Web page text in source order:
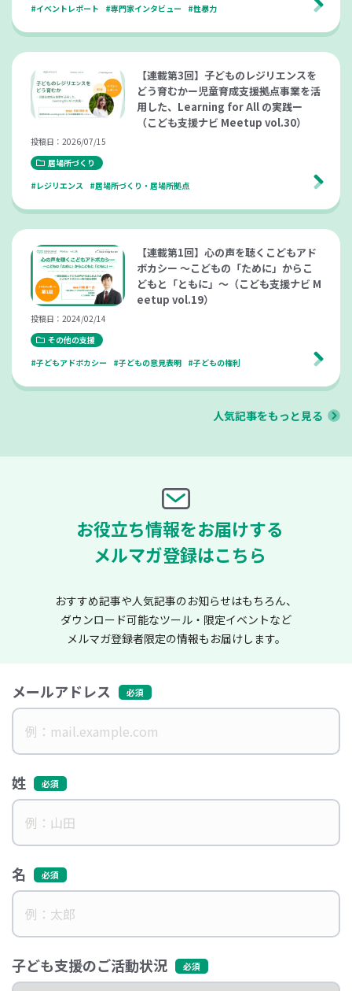
#イベントレポート #専門家インタビュー #性暴力
【連載第3回】子どものレジリエンスを
どう育むかー児童育成支援拠点事業を活
用した、Learning for All の実践ー
（こども支援ナビ Meetup vol.30）
投稿日：2026/07/15
居場所づくり
#レジリエンス
#居場所づくり・居場所拠点
【連載第1回】心の声を聴くこどもアド
ボカシー 〜こどもの「ために」からこ
どもと「ともに」〜（こども支援ナビ M
eetup vol.19）
投稿日：2024/02/14
その他の支援
#子どもアドボカシー
#子どもの意見表明 #子どもの権利
人気記事をもっと見る
お役立ち情報をお届けする
メルマガ登録はこちら
おすすめ記事や人気記事のお知らせはもちろん、
ダウンロード可能なツール・限定イベントなど
メルマガ登録者限定の情報もお届けします。
メールアドレス
姓
名
子ども支援のご活動状況